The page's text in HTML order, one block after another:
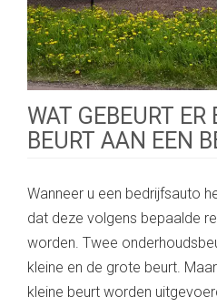
WAT GEBEURT
BEURT AAN EEN
Wanneer u een bedrijfsauto
dat deze volgens bepaalde
worden. Twee
kleine en de grote beurt.
kleine beurt worden